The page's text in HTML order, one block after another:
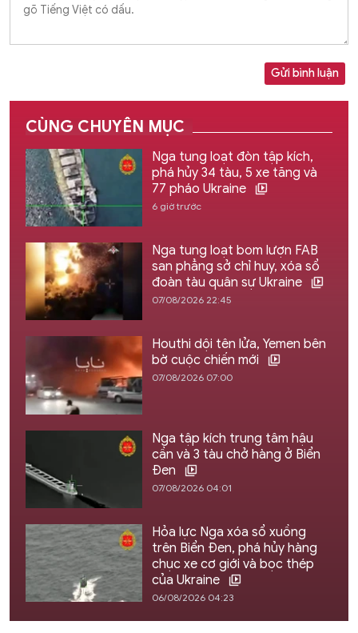
Gửi bình luận
CÙNG CHUYÊN MỤC
Nga tung loạt đòn tập kích,
phá hủy 34 tàu, 5 xe tăng và
77 pháo Ukraine
6 giờ trước
Nga tung loạt bom lượn FAB
san phẳng sở chỉ huy, xóa sổ
đoàn tàu quân sự Ukraine
07/08/2026 22:45
Houthi dội tên lửa, Yemen bên
bờ cuộc chiến mới
07/08/2026 07:00
Nga tập kích trung tâm hậu
cần và 3 tàu chở hàng ở Biển
Đen
07/08/2026 04:01
Hỏa lực Nga xóa sổ xuồng
trên Biển Đen, phá hủy hàng
chục xe cơ giới và bọc thép
của Ukraine
06/08/2026 04:23